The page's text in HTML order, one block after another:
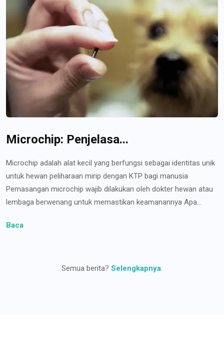
Microchip: Penjelasa...
Microchip adalah alat kecil yang berfungsi sebagai identitas unik
untuk hewan peliharaan mirip dengan KTP bagi manusia
Pemasangan microchip wajib dilakukan oleh dokter hewan atau
lembaga berwenang untuk memastikan keamanannya Apa...
Baca
Semua berita? Selengkapnya.